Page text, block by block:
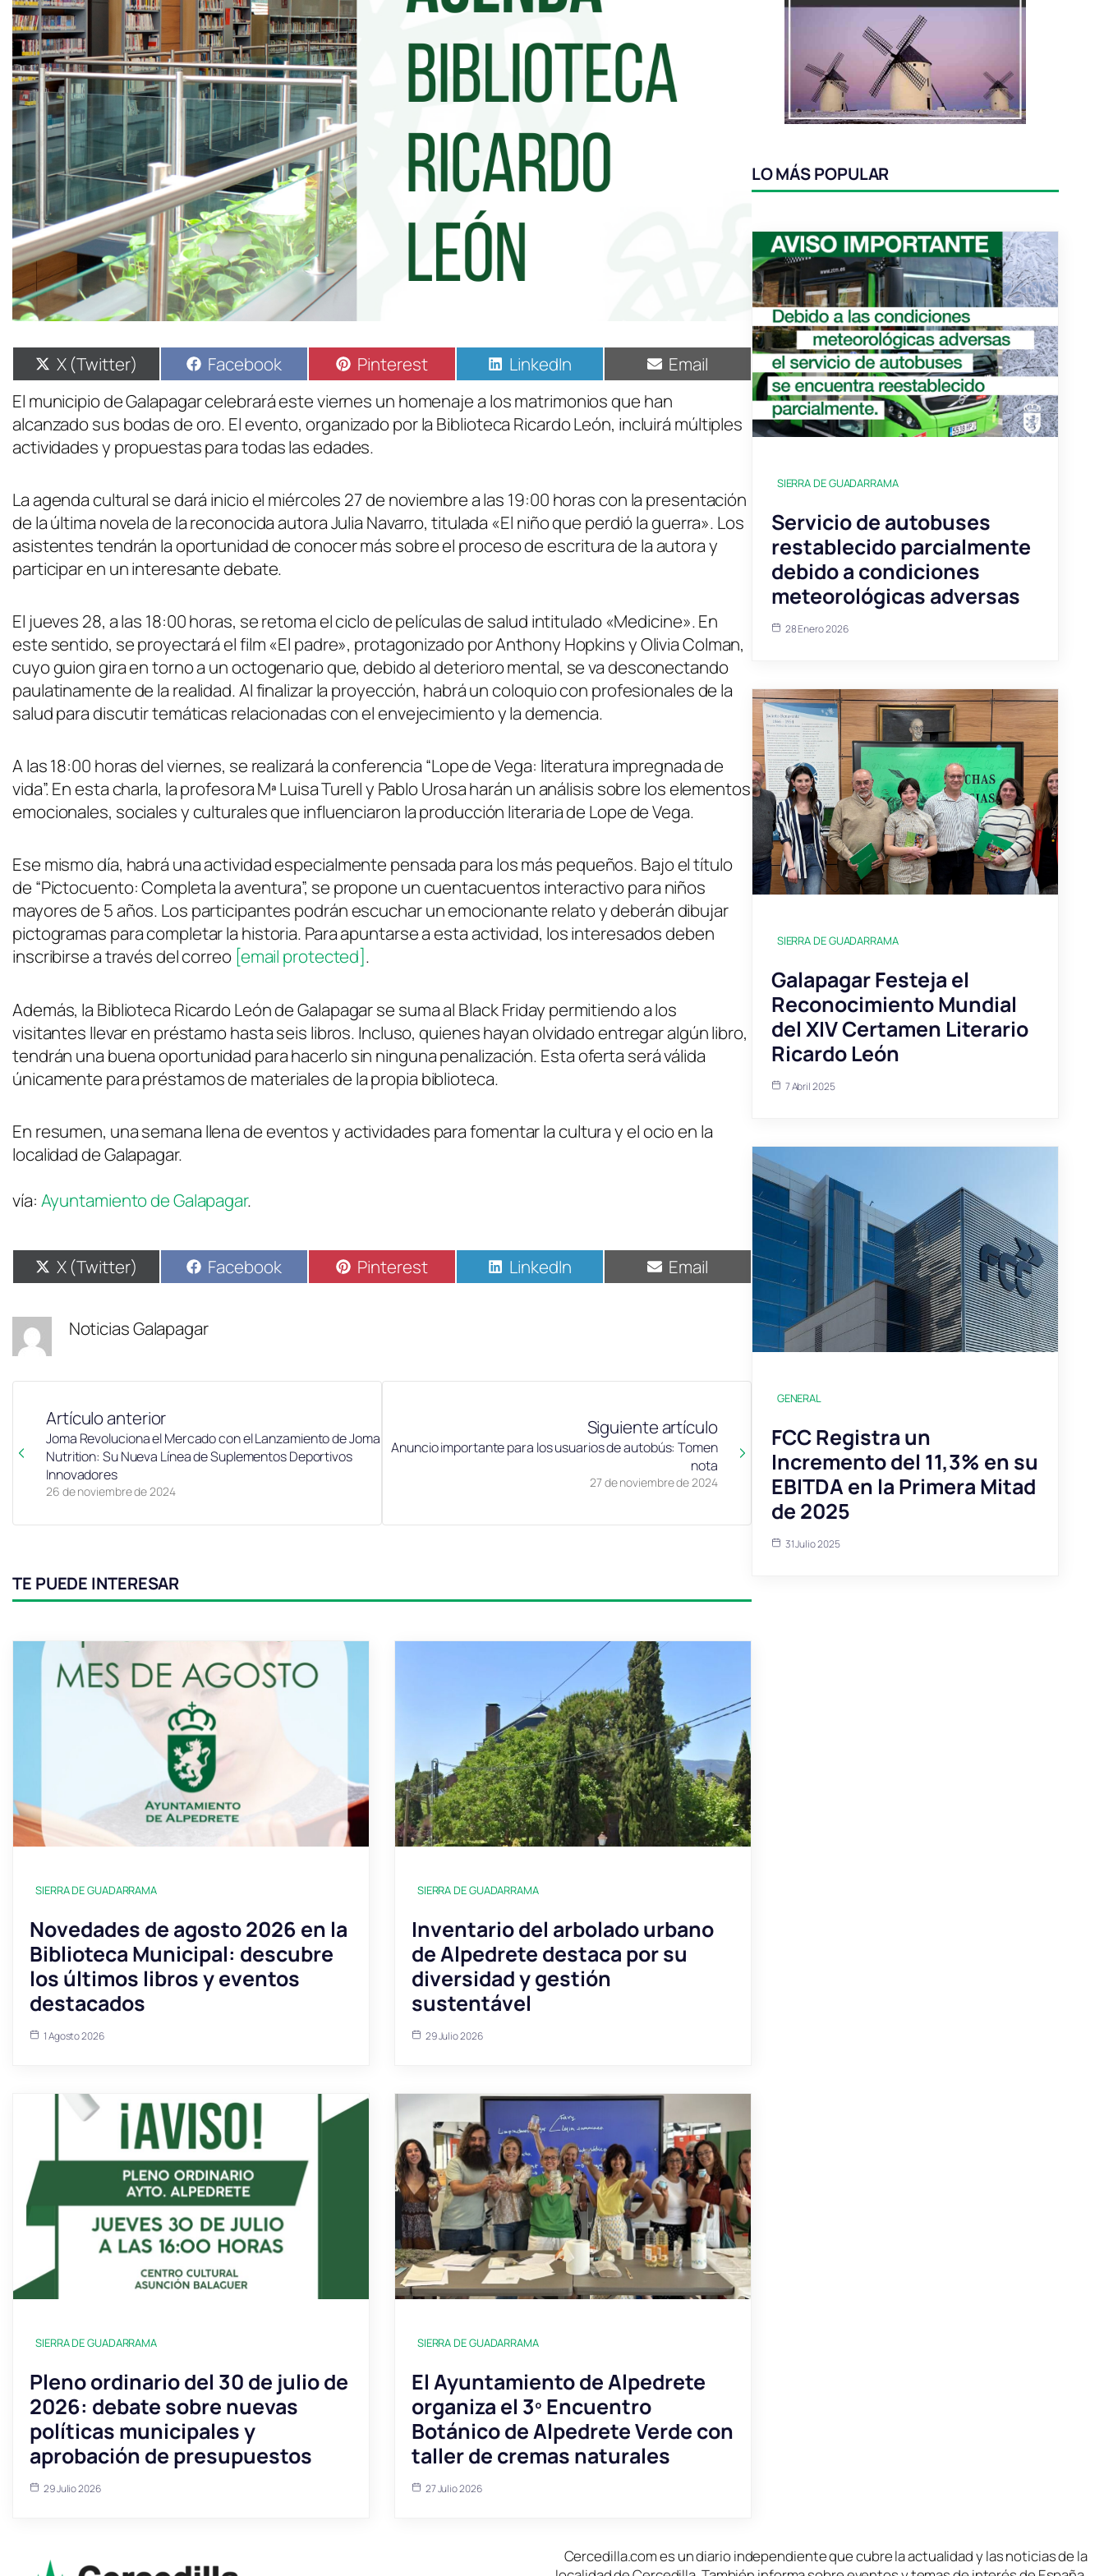
X (Twitter) Facebook Pinterest LinkedIn
Email
El municipio de Galapagar celebrará este viernes un homenaje a los matrimonios que han
alcanzado sus bodas de oro. El evento, organizado por la Biblioteca Ricardo León, incluirá múltiples
actividades y propuestas para todas las edades.
La agenda cultural se dará inicio el miércoles 27 de noviembre a las 19:00 horas con la presentación
de la última novela de la reconocida autora Julia Navarro, titulada «El niño que perdió la guerra». Los
asistentes tendrán la oportunidad de conocer más sobre el proceso de escritura de la autora y
participar en un interesante debate.
El jueves 28, a las 18:00 horas, se retoma el ciclo de películas de salud intitulado «Medicine». En
este sentido, se proyectará el film «El padre», protagonizado por Anthony Hopkins y Olivia Colman,
cuyo guion gira en torno a un octogenario que, debido al deterioro mental, se va desconectando
paulatinamente de la realidad. Al finalizar la proyección, habrá un coloquio con profesionales de la
salud para discutir temáticas relacionadas con el envejecimiento y la demencia.
A las 18:00 horas del viernes, se realizará la conferencia “Lope de Vega: literatura impregnada de
vida”. En esta charla, la profesora Mª Luisa Turell y Pablo Urosa harán un análisis sobre los elementos
emocionales, sociales y culturales que influenciaron la producción literaria de Lope de Vega.
Ese mismo día, habrá una actividad especialmente pensada para los más pequeños. Bajo el título
de “Pictocuento: Completa la aventura”, se propone un cuentacuentos interactivo para niños
mayores de 5 años. Los participantes podrán escuchar un emocionante relato y deberán dibujar
pictogramas para completar la historia. Para apuntarse a esta actividad, los interesados deben
inscribirse a través del correo [email protected].
Además, la Biblioteca Ricardo León de Galapagar se suma al Black Friday permitiendo a los
visitantes llevar en préstamo hasta seis libros. Incluso, quienes hayan olvidado entregar algún libro,
tendrán una buena oportunidad para hacerlo sin ninguna penalización. Esta oferta será válida
únicamente para préstamos de materiales de la propia biblioteca.
En resumen, una semana llena de eventos y actividades para fomentar la cultura y el ocio en la
localidad de Galapagar.
vía: Ayuntamiento de Galapagar.
X (Twitter) Facebook Pinterest LinkedIn Email
Noticias Galapagar
Artículo anterior
26 de noviembre de 2024
Joma Revoluciona el Mercado con el Lanzamiento de Joma
Nutrition: Su Nueva Línea de Suplementos Deportivos
Innovadores
Siguiente artículo
27 de noviembre de 2024
Anuncio importante para los usuarios de autobús: Tomen
nota
TE PUEDE INTERESAR
SIERRA DE GUADARRAMA
Novedades de agosto 2026 en la
Biblioteca Municipal: descubre
los últimos libros y eventos
destacados
1 Agosto 2026
SIERRA DE GUADARRAMA
Inventario del arbolado urbano
de Alpedrete destaca por su
diversidad y gestión
sustentável
29 Julio 2026
SIERRA DE GUADARRAMA
Pleno ordinario del 30 de julio de
2026: debate sobre nuevas
políticas municipales y
aprobación de presupuestos
29 Julio 2026
SIERRA DE GUADARRAMA
El Ayuntamiento de Alpedrete
organiza el 3º Encuentro
Botánico de Alpedrete Verde con
taller de cremas naturales
27 Julio 2026
LO MÁS POPULAR
SIERRA DE GUADARRAMA
Servicio de autobuses
restablecido parcialmente
debido a condiciones
meteorológicas adversas
28 Enero 2026
SIERRA DE GUADARRAMA
Galapagar Festeja el
Reconocimiento Mundial
del XIV Certamen Literario
Ricardo León
7 Abril 2025
GENERAL
FCC Registra un
Incremento del 11,3% en su
EBITDA en la Primera Mitad
de 2025
31 Julio 2025
Cercedilla.com es un diario independiente que cubre la actualidad y las noticias de la